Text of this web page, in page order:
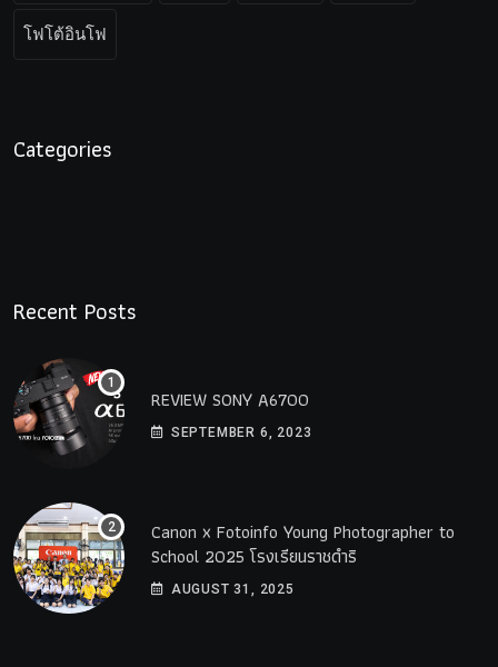
โฟโต้อินโฟ
Categories
Recent Posts
REVIEW SONY A6700
SEPTEMBER 6, 2023
Canon x Fotoinfo​ Young​ Photographer to
School 2025 โรงเรียนราชดำริ
AUGUST 31, 2025